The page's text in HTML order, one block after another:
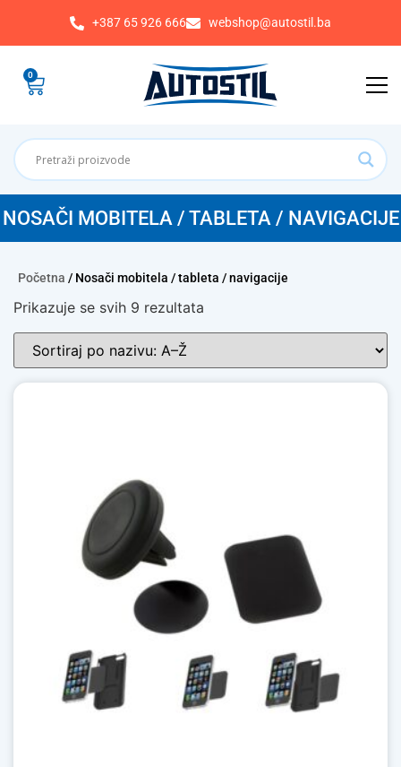
+387 65 926 666 webshop@autostil.ba
0
NOSAČI MOBITELA / TABLETA / NAVIGACIJE
Početna / Nosači mobitela / tableta / navigacije
Prikazuje se svih 9 rezultata